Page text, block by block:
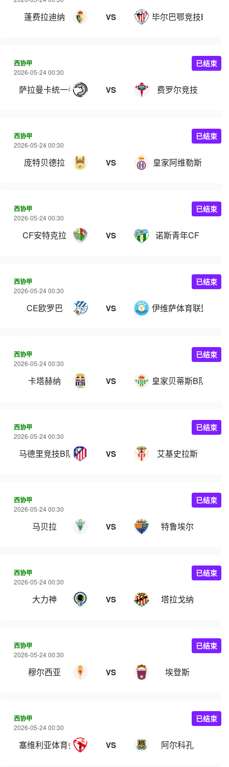
蓬费拉迪纳 VS 毕尔巴鄂竞技B队
西协甲
2026-05-24 00:30
萨拉曼卡统一者 VS 费罗尔竞技
已结束
西协甲
2026-05-24 00:30
庞特贝德拉 VS 皇家阿维勒斯
已结束
西协甲
2026-05-24 00:30
CF安特克拉 VS 诺斯青年CF
已结束
西协甲
2026-05-24 00:30
CE欧罗巴 VS 伊维萨体育联盟
已结束
西协甲
2026-05-24 00:30
卡塔赫纳 VS 皇家贝蒂斯B队
已结束
西协甲
2026-05-24 00:30
马德里竞技B队 VS 艾基史拉斯
已结束
西协甲
2026-05-24 00:30
马贝拉 VS 特鲁埃尔
已结束
西协甲
2026-05-24 00:30
大力神 VS 塔拉戈纳
已结束
西协甲
2026-05-24 00:30
穆尔西亚 VS 埃登斯
已结束
西协甲
2026-05-24 00:30
塞维利亚体育会 VS 阿尔科孔
已结束